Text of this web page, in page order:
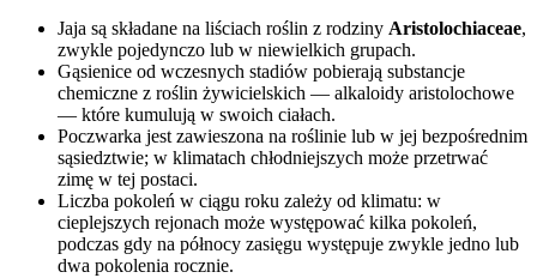
Jaja są składane na liściach roślin z rodziny Aristolochiaceae,
zwykle pojedynczo lub w niewielkich grupach.
Gąsienice od wczesnych stadiów pobierają substancje
chemiczne z roślin żywicielskich — alkaloidy aristolochowe
— które kumulują w swoich ciałach.
Poczwarka jest zawieszona na roślinie lub w jej bezpośrednim
sąsiedztwie; w klimatach chłodniejszych może przetrwać
zimę w tej postaci.
Liczba pokoleń w ciągu roku zależy od klimatu: w
cieplejszych rejonach może występować kilka pokoleń,
podczas gdy na północy zasięgu występuje zwykle jedno lub
dwa pokolenia rocznie.